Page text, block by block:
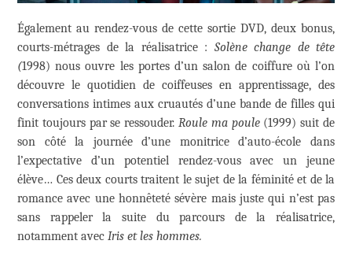
Également au rendez-vous de cette sortie DVD, deux bonus,
courts-métrages de la réalisatrice : Solène change de tête
(1998) nous ouvre les portes d’un salon de coiffure où l’on
découvre le quotidien de coiffeuses en apprentissage, des
conversations intimes aux cruautés d’une bande de filles qui
finit toujours par se ressouder. Roule ma poule(1999) suit de
son côté la journée d’une monitrice d’auto-école dans
l’expectative d’un potentiel rendez-vous avec un jeune
élève… Ces deux courts traitent le sujet de la féminité et de la
romance avec une honnêteté sévère mais juste qui n’est pas
sans rappeler la suite du parcours de la réalisatrice,
notamment avec Iris et les hommes.